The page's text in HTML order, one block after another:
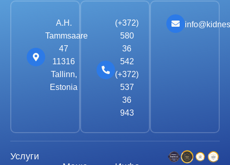
A.H.
Tammsaare
47
11316
Tallinn,
Estonia
(+372)
580
36
542
(+372)
537
36
943
Услуги